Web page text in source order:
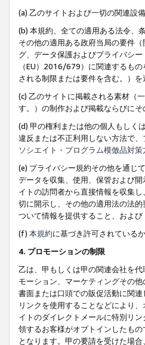
(a) 乙のサイトおよび一切の関連設
(b) 本規約、全ての適用ある法令、
その他の適用ある政府当局の要件
グ、データ保護およびプライバシ
（EU）2016/679）に関連するも
される制限または要件を含む。）
(c) 乙のサイトに掲載される素材（
す。）の制作および掲載ならびに
(d) 甲の権利または他の個人もしく
違反または不正利用しない方法で
ソシエイト・プログラム模倣品対策
(e) プライバシー規約その他を通じ
データを収集、使用、保管および
イトの訪問者から直接情報を収集
切に開示し、その他の適用法の法
ついて情報を提供すること、および
(f) 本規約に基づき許可されている
4. プロモーションの制限
乙は、甲もしくは甲の関連会社を
モーション、マーケティングその
書面または口頭での販促活動に関
リンクを使用することなどにより
イトのダイレクトメールに特別リ
領するお客様がオプトインしたも
となります。甲の要請を受けた場